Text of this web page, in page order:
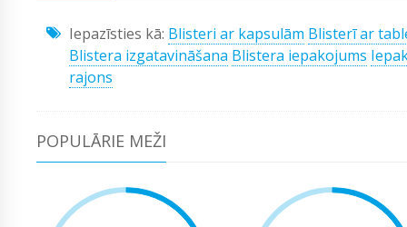
Iepazīsties kā: Blisteri ar kapsulām Blisterī ar
Blistera izgatavināšana Blistera iepakojums
rajons
POPULĀRIE MEŽI